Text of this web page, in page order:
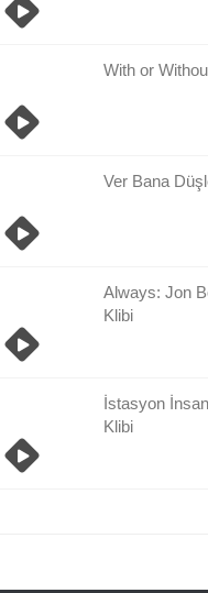
With or
Ver Bana
Always: Jon
Klibi
İstasyon
Klibi